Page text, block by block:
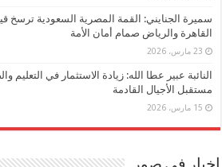
سميرة الجنايني: القمة المصرية السعودية ترسخ
القاهرة والرياض صمام أمان الأمة
23 مارس، 2026
النائبة عبير عطا الله: زيادة الاستثمار في
مستقبل الأجيال القادمة
15 مارس، 2026